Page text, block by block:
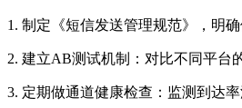
1. 制定《短信发送管理规范》，明
2. 建立AB测试机制：对比不同平台
3. 定期做通道健康检查：监测到达